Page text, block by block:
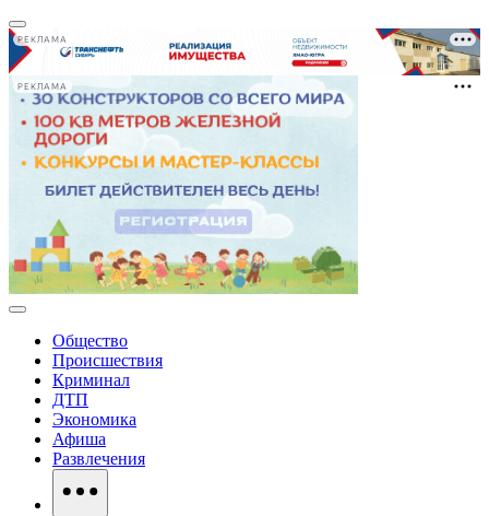
РЕКЛАМА
РЕКЛАМА
Общество
Происшествия
Криминал
ДТП
Экономика
Афиша
Развлечения